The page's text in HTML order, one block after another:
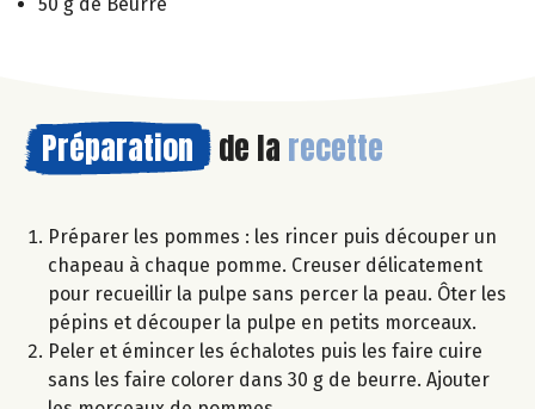
50 g de Beurre
Préparation de la recette
Préparer les pommes : les rincer puis découper un
chapeau à chaque pomme. Creuser délicatement
pour recueillir la pulpe sans percer la peau. Ôter les
pépins et découper la pulpe en petits morceaux.
Peler et émincer les échalotes puis les faire cuire
sans les faire colorer dans 30 g de beurre. Ajouter